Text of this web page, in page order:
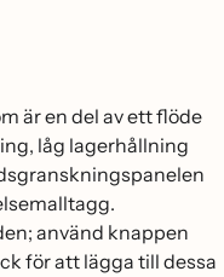
är en del av ett flöde
låg lagerhållning
använd knappen
för att lägga till dessa